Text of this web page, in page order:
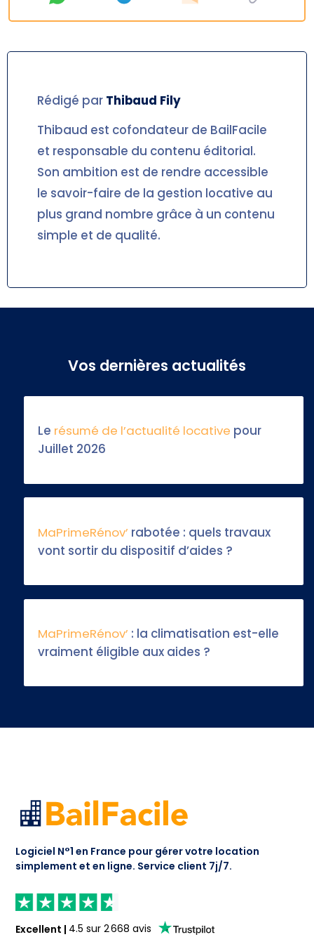
Rédigé par Thibaud Fily
Thibaud est cofondateur de BailFacile
et responsable du contenu éditorial.
Son ambition est de rendre accessible
le savoir-faire de la gestion locative au
plus grand nombre grâce à un contenu
simple et de qualité.
Vos dernières actualités
Le résumé de l’actualité locative pour
Juillet 2026
MaPrimeRénov’ rabotée : quels travaux
vont sortir du dispositif d’aides ?
MaPrimeRénov’ : la climatisation est-elle
vraiment éligible aux aides ?
Logiciel N°1 en France pour gérer votre location
simplement et en ligne. Service client 7j/7.
Excellent | 4.5 sur2 668 avis